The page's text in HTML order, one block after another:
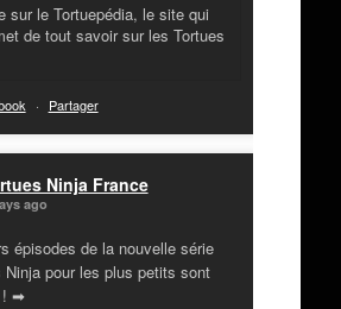
sur le Tortuepédia, le site qui
de tout savoir sur les Tortues
· Partager
Ninja France
ago
épisodes de la nouvelle série
Ninja pour les plus petits sont
! ➡